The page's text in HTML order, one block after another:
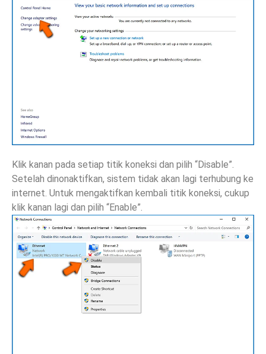
Klik kanan pada setiap titik koneksi dan pilih “Disable”.
Setelah dinonaktifkan, sistem tidak akan lagi terhubung ke
internet. Untuk mengaktifkan kembali titik koneksi, cukup
klik kanan lagi dan pilih “Enable”.